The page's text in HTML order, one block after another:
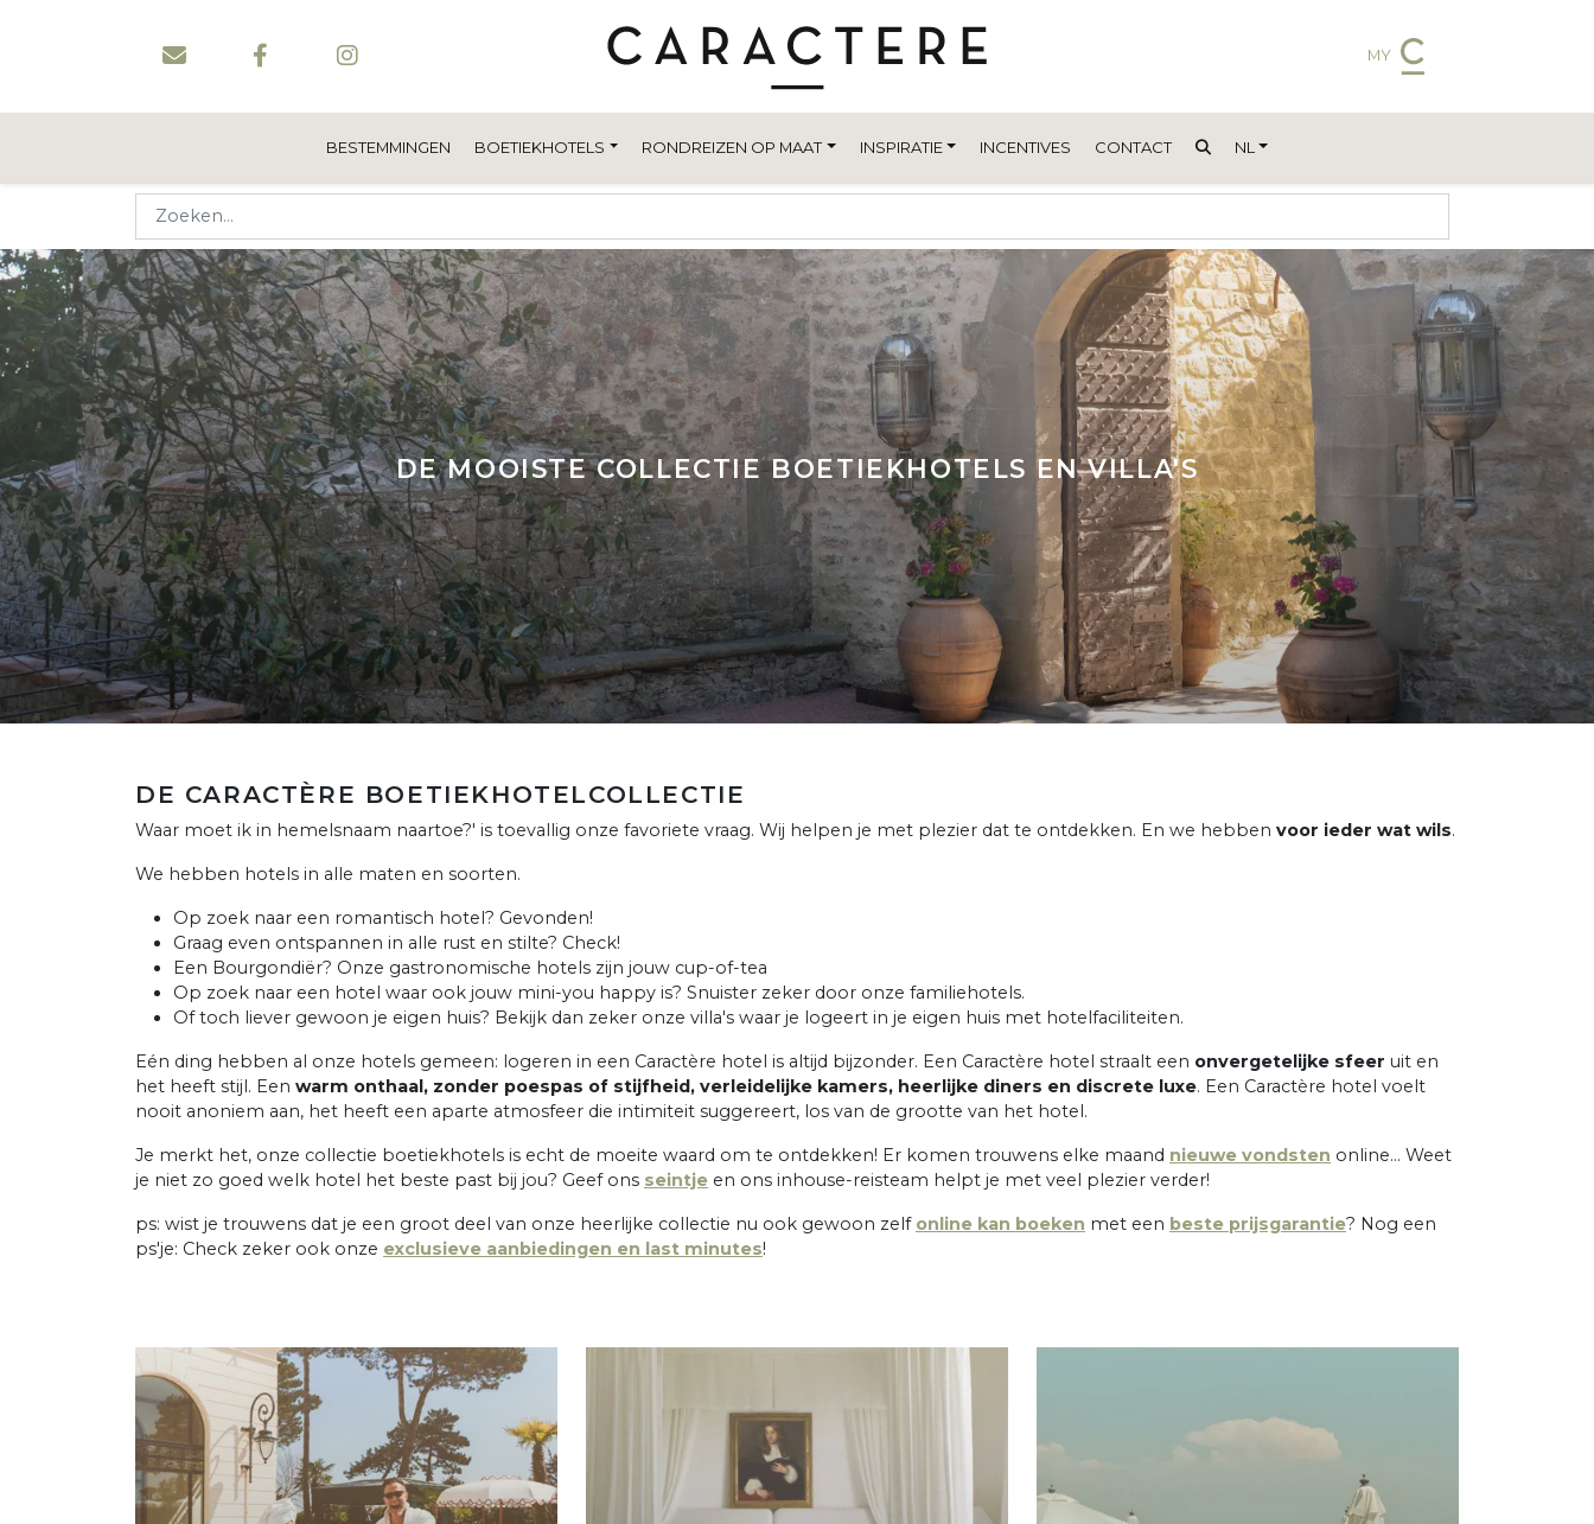
MY
BESTEMMINGEN BOETIEKHOTELS RONDREIZEN OP MAAT INSPIRATIE INCENTIVES CONTACT NL
DE MOOISTE COLLECTIE BOETIEKHOTELS EN VILLA'S
DE CARACTÈRE BOETIEKHOTELCOLLECTIE
Waar moet ik in hemelsnaam naartoe?' is toevallig onze favoriete vraag. Wij helpen je met plezier dat te ontdekken. En we hebben voor ieder wat wils.
We hebben hotels in alle maten en soorten.
Op zoek naar een romantisch hotel? Gevonden!
Graag even ontspannen in alle rust en stilte? Check!
Een Bourgondiër? Onze gastronomische hotels zijn jouw cup-of-tea
Op zoek naar een hotel waar ook jouw mini-you happy is? Snuister zeker door onze familiehotels.
Of toch liever gewoon je eigen huis? Bekijk dan zeker onze villa's waar je logeert in je eigen huis met hotelfaciliteiten.
Eén ding hebben al onze hotels gemeen: logeren in een Caractère hotel is altijd bijzonder. Een Caractère hotel straalt een onvergetelijke sfeer uit en
het heeft stijl. Een warm onthaal, zonder poespas of stijfheid, verleidelijke kamers, heerlijke diners en discrete luxe. Een Caractère hotel voelt
nooit anoniem aan, het heeft een aparte atmosfeer die intimiteit suggereert, los van de grootte van het hotel.
Je merkt het, onze collectie boetiekhotels is echt de moeite waard om te ontdekken! Er komen trouwens elke maand nieuwe vondsten online... Weet
je niet zo goed welk hotel het beste past bij jou? Geef ons seintje en ons inhouse-reisteam helpt je met veel plezier verder!
ps: wist je trouwens dat je een groot deel van onze heerlijke collectie nu ook gewoon zelf online kan boeken met een beste prijsgarantie? Nog een
ps'je: Check zeker ook onze exclusieve aanbiedingen en last minutes!